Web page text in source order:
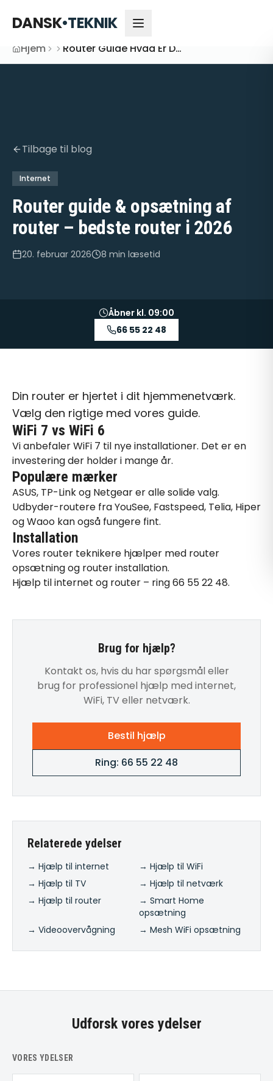
DANSK•TEKNIK
Hjem Router Guide Hvad Er Den Bedste Router
Tilbage til blog
Internet
Router guide & opsætning af
router – bedste router i 2026
20. februar 2026 8 min læsetid
Åbner kl. 09:00
66 55 22 48
Din router er hjertet i dit hjemmenetværk.
Vælg den rigtige med vores guide.
WiFi 7 vs WiFi 6
Vi anbefalerWiFi 7 til nye installationer. Det er en
investering der holder i mange år.
Populære mærker
ASUS, TP-Link og Netgear er alle solide valg.
Udbyder-routere fraYouSee, Fastspeed, Telia, Hiper
ogWaoo kan også fungere fint.
Installation
Vores router teknikere hjælper med router
opsætningog router installation.
Hjælp til internet og router – ring66 55 22 48.
Brug for hjælp?
Kontakt os, hvis du har spørgsmål eller
brug for professionel hjælp med internet,
WiFi, TV eller netværk.
Bestil hjælp
Ring: 66 55 22 48
Relaterede ydelser
→ Hjælp til internet
→ Hjælp til WiFi
→ Hjælp til TV
→ Hjælp til netværk
→ Hjælp til router
→ Smart Home
opsætning
→ Videoovervågning
→ Mesh WiFi opsætning
Udforsk vores ydelser
VORES YDELSER